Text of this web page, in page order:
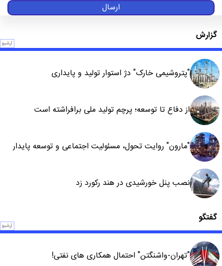
ارسال
گزارش
آرشیو
"پتروشیمی خارک" دژ استوار تولید و پایداری
از دفاع تا توسعه؛ پرچم تولید ملی برافراشته است
"مارون" روایت تحول، مسئولیت اجتماعی و توسعه پایدار
نصب پنل خورشیدی در هند رکورد زد
گفتگو
آرشیو
"تهران-واشنگتن" احتمال همکاری های نفتی!